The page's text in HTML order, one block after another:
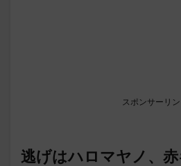
スポンサーリン
逃げはハロマヤノ、